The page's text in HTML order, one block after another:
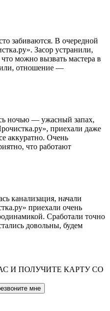
забиваются. В очередной
Засор устранили,
можно вызвать мастера в
отношение —
ночью — ужасный запах,
приехали даже
аккуратно. Очень
что работают
канализация, начали
приехали очень
Сработали точно
довольны, будем
И ПОЛУЧИТЕ КАРТУ СО
мне